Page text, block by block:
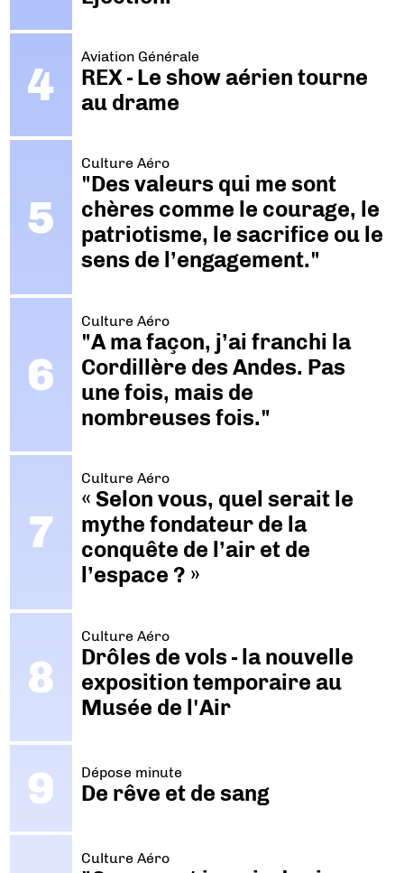
Aviation Générale
REX - Le show aérien tourne
au drame
Culture Aéro
"Des valeurs qui me sont
chères comme le courage, le
patriotisme, le sacrifice ou le
sens de l’engagement."
Culture Aéro
"A ma façon, j’ai franchi la
Cordillère des Andes. Pas
une fois, mais de
nombreuses fois."
Culture Aéro
« Selon vous, quel serait le
mythe fondateur de la
conquête de l’air et de
l’espace ? »
Culture Aéro
Drôles de vols - la nouvelle
exposition temporaire au
Musée de l'Air
Dépose minute
De rêve et de sang
Culture Aéro